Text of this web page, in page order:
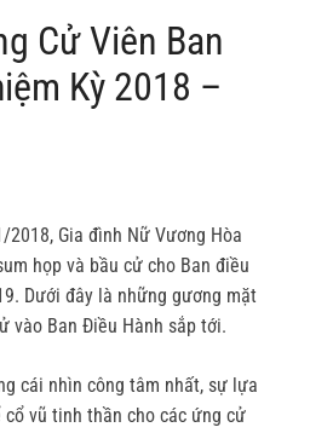
Cử Viên Ban
Kỳ 2018 –
Gia đình Nữ Vương Hòa
họp và bầu cử cho Ban điều
Dưới đây là những gương mặt
vào Ban Điều Hành sắp tới.
cái nhìn công tâm nhất, sự lựa
vũ tinh thần cho các ứng cử